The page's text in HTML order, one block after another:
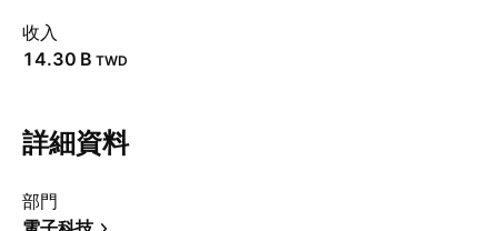
收入
‪14.30 B‬ TWD
詳細資料
部門